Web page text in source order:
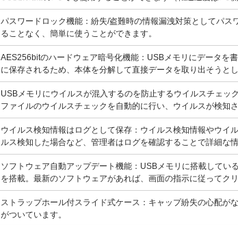
パスワードロック機能：紛失/盗難時の情報漏洩対策としてパ
ることなく、簡単に使うことができます。
AES256bitのハードウェア暗号化機能：USBメモリにデータを
に保存されるため、本体を分解して直接データを取り出そうと
USBメモリにウイルスが混入するのを防止するウイルスチェ
ファイルのウイルスチェックを自動的に行い、ウイルスが検知
ウイルス検知情報はログとして保存：ウイルス検知情報やウイ
ルス検知した場合など、管理者はログを確認することで詳細な
ソフトウェア自動アップデート機能：USBメモリに搭載して
を搭載。最新のソフトウェアがあれば、画面の指示に従ってク
ストラップホール付スライド式ケース：キャップ紛失の心配が
がついています。